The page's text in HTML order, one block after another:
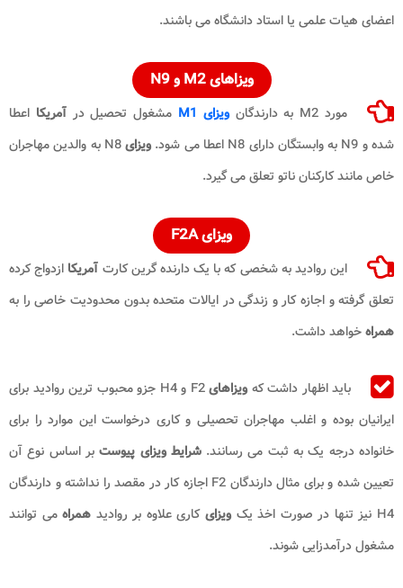
اعضای هیات علمی یا استاد دانشگاه می باشند.
ویزاهای M2 و N9
مورد M2 به دارندگان ویزای M1 مشغول تحصیل درآمریکا اعطا
شده و N9 به وابستگان دارای N8 اعطا می شود.
ویزای
N8 به والدین مهاجران
خاص مانند کارکنان ناتو تعلق می گیرد.
ویزای F2A
این روادید به شخصی که با یک دارنده گرین کارت آمریکا ازدواج کرده
تعلق گرفته و اجازه کار و زندگی در ایالات متحده بدون محدودیت خاصی را به
همراهخواهد داشت.
باید اظهار داشت که ویزاهای
F2 و H4 جزو محبوب ترین روادید برای
ایرانیان بوده و اغلب مهاجران تحصیلی و کاری درخواست این موارد را برای
خانواده درجه یک به ثبت می رسانند.شرایط ویزای پیوستبر اساس نوع آن
تعیین شده و برای مثال دارندگان F2 اجازه کار در مقصد را نداشته و دارندگان
H4 نیز تنها در صورت اخذ یک
ویزایکاری علاوه بر روادید همراهمی توانند
مشغول درآمدزایی شوند.